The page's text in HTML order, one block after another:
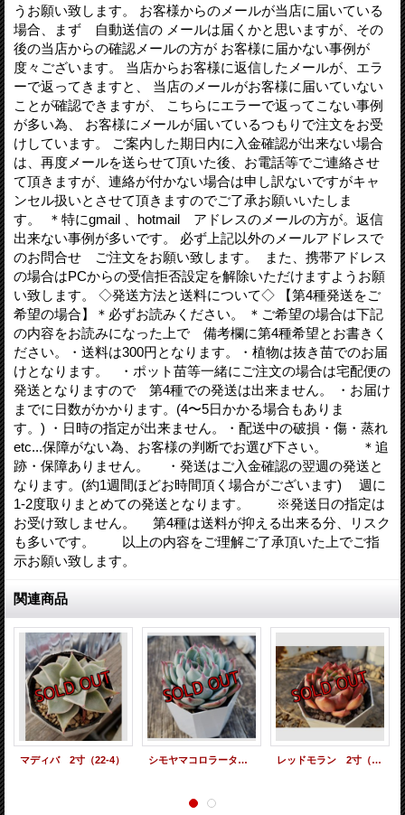
うお願い致します。 お客様からのメールが当店に届いている
場合、まず 自動送信の メールは届くかと思いますが、その
後の当店からの確認メールの方が お客様に届かない事例が
度々ございます。 当店からお客様に返信したメールが、エラ
ーで返ってきますと、 当店のメールがお客様に届いていない
ことが確認できますが、 こちらにエラーで返ってこない事例
が多い為、 お客様にメールが届いているつもりで注文をお受
けしています。 ご案内した期日内に入金確認が出来ない場合
は、再度メールを送らせて頂いた後、お電話等でご連絡させ
て頂きますが、連絡が付かない場合は申し訳ないですがキャ
ンセル扱いとさせて頂きますのでご了承お願いいたしま
す。 ＊特にgmail 、hotmail アドレスのメールの方が。返信
出来ない事例が多いです。 必ず上記以外のメールアドレスで
のお問合せ ご注文をお願い致します。 また、携帯アドレス
の場合はPCからの受信拒否設定を解除いただけますようお願
い致します。 ◇発送方法と送料について◇ 【第4種発送をご
希望の場合】＊必ずお読みください。 ＊ご希望の場合は下記
の内容をお読みになった上で 備考欄に第4種希望とお書きく
ださい。・送料は300円となります。・植物は抜き苗でのお届
けとなります。 ・ポット苗等一緒にご注文の場合は宅配便の
発送となりますので 第4種での発送は出来ません。 ・お届け
までに日数がかかります。(4〜5日かかる場合もありま
す。) ・日時の指定が出来ません。・配送中の破損・傷・蒸れ
etc...保障がない為、お客様の判断でお選び下さい。 ＊追
跡・保障ありません。 ・発送はご入金確認の翌週の発送と
なります。(約1週間ほどお時間頂く場合がございます) 週に
1-2度取りまとめての発送となります。 ※発送日の指定は
お受け致しません。 第4種は送料が抑える出来る分、リスク
も多いです。 以上の内容をご理解ご了承頂いた上でご指
示お願い致します。
関連商品
マディバ 2寸（22-4） シモヤマコロラータ 2寸（22-4） レッドモラン 2寸（22-4）